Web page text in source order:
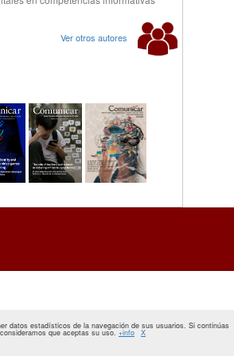
Ver otros autores
datos estadísticos de la navegación de sus usuarios. Si continúas
que aceptas su uso. +info X